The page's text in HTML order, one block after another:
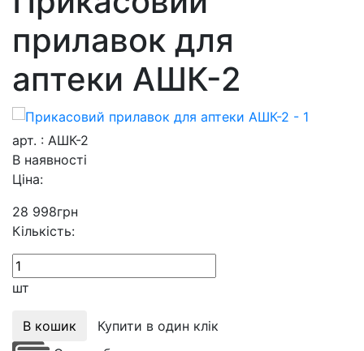
прилавок для
аптеки АШК-2
арт. : АШК-2
В наявності
Ціна:
28 998грн
Кількість:
шт
В кошик
Купити в один клік